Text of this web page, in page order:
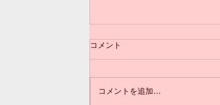
コメント
コメントを追加…